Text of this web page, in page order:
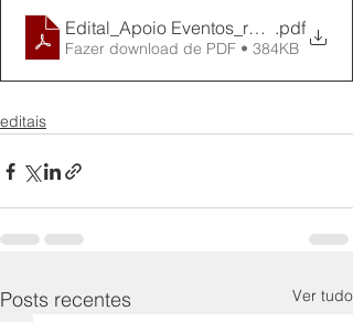
Edital_Apoio Eventos_retificado
.pdf
Fazer download de PDF • 384KB
editais
Posts recentes Ver tudo